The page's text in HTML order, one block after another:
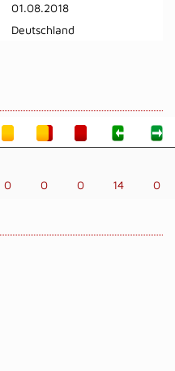
01.08.2018
Deutschland
0 0 0 14 0